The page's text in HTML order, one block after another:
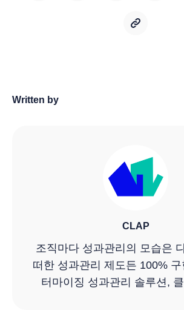
Written by
CLAP
조직마다 성과관리의 모습은
떠한 성과관리 제도든 100%
터마이징 성과관리 솔루션,